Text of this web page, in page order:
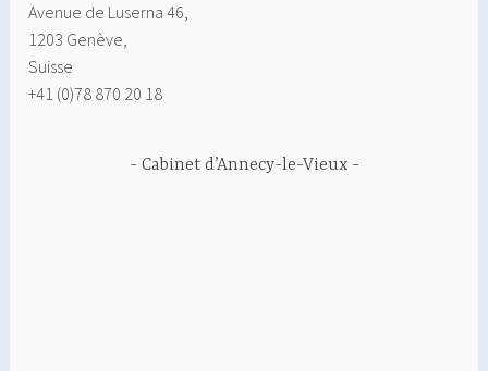
Avenue de Luserna 46,
1203 Genève,
Suisse
+41 (0)78 870 20 18
Cabinet d’Annecy-le-Vieux